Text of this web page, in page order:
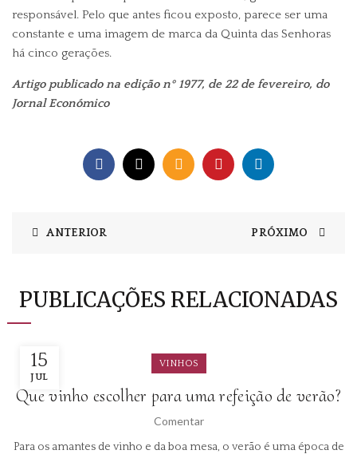
responsável. Pelo que antes ficou exposto, parece ser uma
constante e uma imagem de marca da Quinta das Senhoras
há cinco gerações.
Artigo publicado na edição nº 1977, de 22 de fevereiro, do
Jornal Económico
ANTERIOR PRÓXIMO
PUBLICAÇÕES RELACIONADAS
15
JUL
VINHOS
Que vinho escolher para uma refeição de verão?
Comentar
Para os amantes de vinho e da boa mesa, o verão é uma época de